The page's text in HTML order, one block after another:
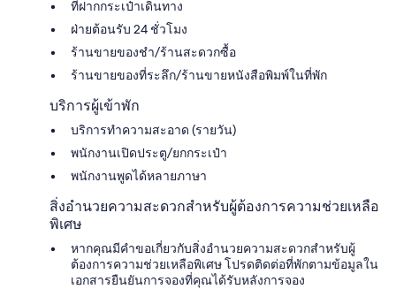
ที่ฝากกระเป๋าเดินทาง
ฝ่ายต้อนรับ 24 ชั่วโมง
ร้านขายของชำ/ร้านสะดวกซื้อ
ร้านขายของที่ระลึก/ร้านขายหนังสือพิมพ์ในที่พัก
บริการผู้เข้าพัก
บริการทำความสะอาด (รายวัน)
พนักงานเปิดประตู/ยกกระเป๋า
พนักงานพูดได้หลายภาษา
สิ่งอำนวยความสะดวกสำหรับผู้ต้องการความช่วยเหลือ
พิเศษ
หากคุณมีคำขอเกี่ยวกับสิ่งอำนวยความสะดวกสำหรับผู้
ต้องการความช่วยเหลือพิเศษ โปรดติดต่อที่พักตามข้อมูลใน
เอกสารยืนยันการจองที่คุณได้รับหลังการจอง